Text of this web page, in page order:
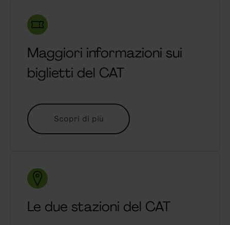
Maggiori informazioni sui
biglietti del CAT
Scopri di più
Le due stazioni del CAT